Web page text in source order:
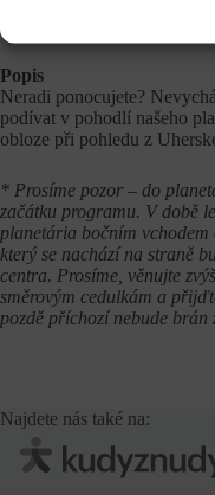
Popis
Neradi ponocujete?
podívat v pohodlí našeho
obloze při pohledu z
* Prosíme pozor – do
začátku programu. V době
planetária bočním vchodem
který se nachází na straně
centra. Prosíme, věnujte
směrovým cedulkám a
pozdě příchozí nebude brán
Najdete nás také na: